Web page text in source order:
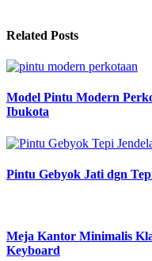
Related Posts
Model Pintu Modern
Ibukota
Pintu Gebyok Jati dgn
Meja Kantor Minimalis
Keyboard